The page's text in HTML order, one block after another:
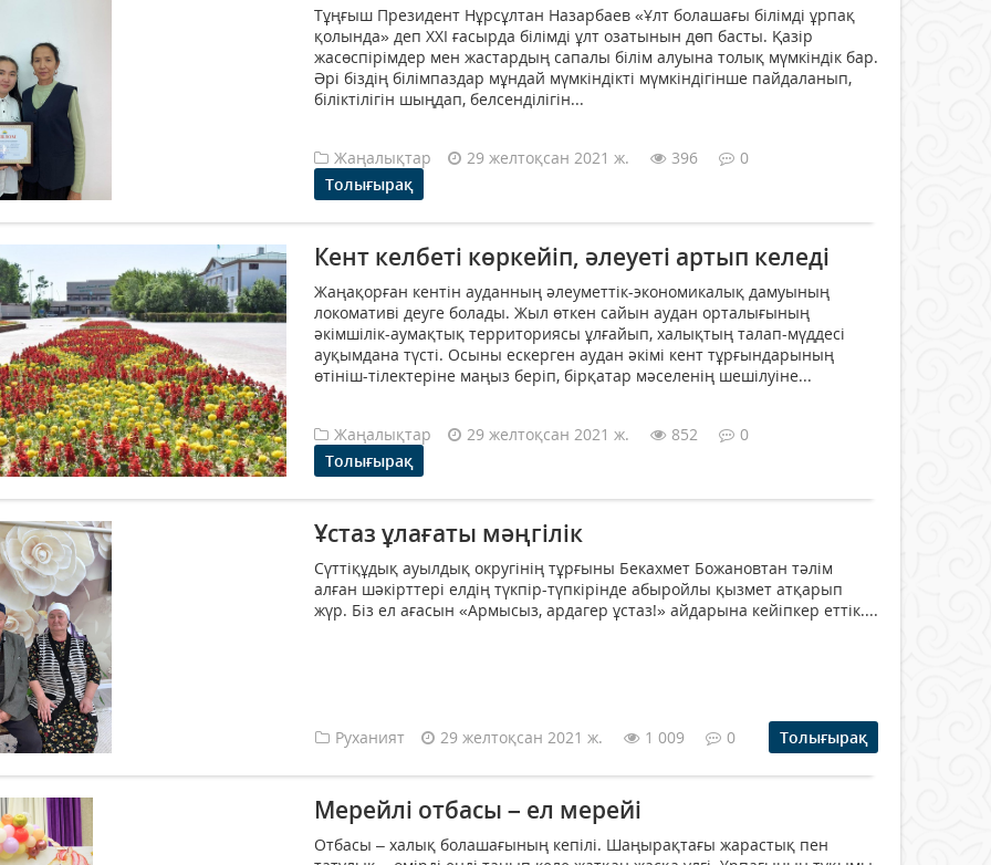
Тұңғыш Президент Нұрсұлтан Назарбаев «Ұлт болашағы білімді ұрпақ
қолында» деп XXI ғасырда білімді ұлт озатынын дөп басты. Қазір
жасөспірімдер мен жастардың сапалы білім алуына толық мүмкіндік бар.
Әрі біздің білімпаздар мұндай мүмкіндікті мүмкіндігінше пайдаланып,
біліктілігін шыңдап, белсенділігін...
Жаңалықтар 29 желтоқсан 2021 ж. 396
0
Толығырақ
Кент келбеті көркейіп, әлеуеті артып келеді
Жаңақорған кентін ауданның әлеуметтік-экономикалық дамуының
локомативі деуге болады. Жыл өткен сайын аудан орталығының
әкімшілік-аумақтық территориясы ұлғайып, халықтың талап-мүддесі
ауқымдана түсті. Осыны ескерген аудан әкімі кент тұрғындарының
өтініш-тілектеріне маңыз беріп, бірқатар мәселенің шешілуіне...
Жаңалықтар 29 желтоқсан 2021 ж. 852
0
Толығырақ
Ұстаз ұлағаты мәңгілік
Сүттіқұдық ауылдық округінің тұрғыны Бекахмет Божановтан тәлім
алған шәкірттері елдің түкпір-түпкірінде абыройлы қызмет атқарып
жүр. Біз ел ағасын «Армысыз, ардагер ұстаз!» айдарына кейіпкер еттік....
Руханият 29 желтоқсан 2021 ж. 1 009 0 Толығырақ
Мерейлі отбасы – ел мерейі
Отбасы – халық болашағының кепілі. Шаңырақтағы жарастық пен